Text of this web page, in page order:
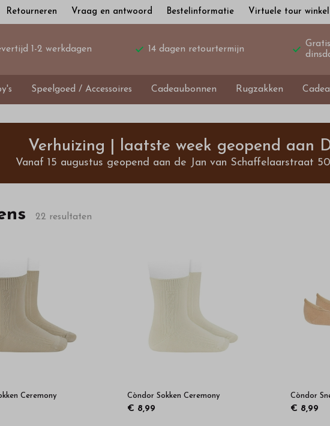
Retourneren Vraag en antwoord Bestelinformatie Virtuele tour winkel
1-2 werkdagen 14 dagen retourtermijn
Speelgoed / Accessoires Cadeaubonnen Rugzakken
Verhuizing | laatste week geopend aan
Vanaf 15 augustus geopend aan de Jan van Schaffelaarstraat
22 resultaten
Ceremony Còndor Sokken Ceremony
€ 8,99
Còndor
€ 8,99